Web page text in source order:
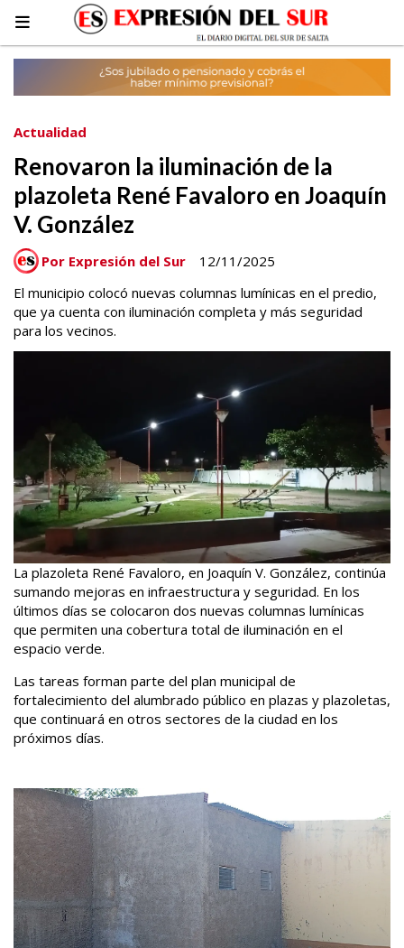
Renovaron la iluminación de la
plazoleta René Favaloro en Joaquín
V. González
El municipio colocó nuevas columnas lumínicas en el predio,
que ya cuenta con iluminación completa y más seguridad
para los vecinos.
Actualidad
12/11/2025
Por Expresión del Sur
La plazoleta René Favaloro, en Joaquín V. González, continúa
sumando mejoras en infraestructura y seguridad. En los
últimos días se colocaron dos nuevas columnas lumínicas
que permiten una cobertura total de iluminación en el
espacio verde.
Las tareas forman parte del plan municipal de
fortalecimiento del alumbrado público en plazas y plazoletas,
que continuará en otros sectores de la ciudad en los
próximos días.